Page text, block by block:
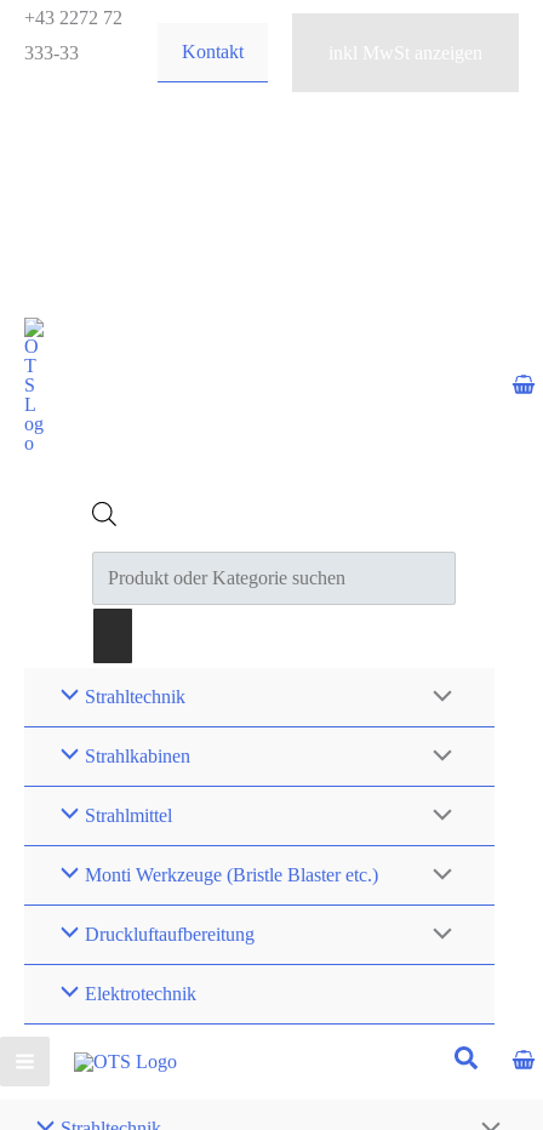
Zum
Inhalt
+43 2272 72
333-33
Kontakt
Products
Strahltechnik
Strahlkabinen
Strahlmittel
Monti Werkzeuge (Bristle Blaster etc.)
Druckluftaufbereitung
Elektrotechnik